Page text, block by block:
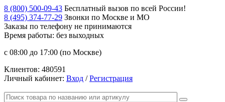
8 (800) 500-09-43 Бесплатный вызов по всей России!
8 (495) 374-77-29 Звонки по Москве и МО
Заказы по телефону не принимаются
Время работы: без выходных
с 08:00 до 17:00 (по Москве)
Клиентов: 480591
Личный кабинет: Вход /Регистрация